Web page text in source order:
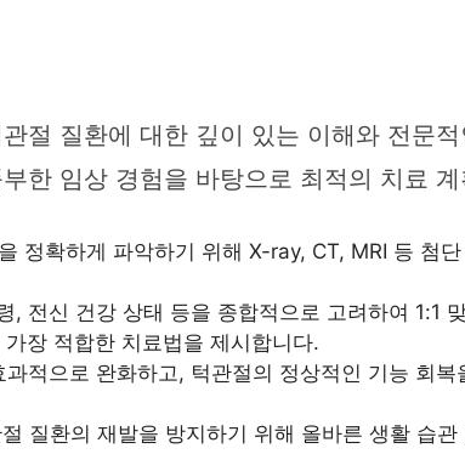
절 질환에 대한 깊이 있는 이해와 전문
한 임상 경험을 바탕으로 최적의 치료
정확하게 파악하기 위해 X-ray, CT, MRI 등 첨
, 전신 건강 상태 등을 종합적으로 고려하여 1:1
장 적합한 치료법을 제시합니다.
과적으로 완화하고, 턱관절의 정상적인 기능 회
질환의 재발을 방지하기 위해 올바른 생활 습